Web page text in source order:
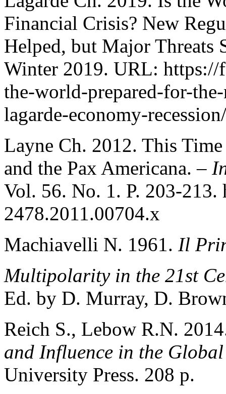
Financial Crisis? New
Helped, but Major
Winter 2019. URL: https://
the-world-prepared-for-
lagarde-economy-
Layne Ch. 2012. This
and the Pax Americana. –
Vol. 56. No. 1. P. 203-
2478.2011.00704.x
Machiavelli N. 1961. Il
Multipolarity in the 21st
Ed. by D. Murray, D.
Reich S., Lebow R.N.
and Influence in the Global
University Press. 208 p.